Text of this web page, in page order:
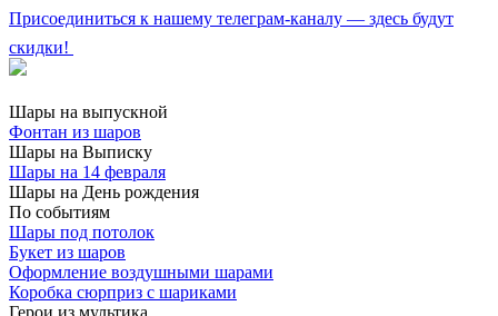
Присоединиться к нашему телеграм-каналу — здесь будут
скидки!
Шары на выпускной
Фонтан из шаров
Шары на Выписку
Шары на 14 февраля
Шары на День рождения
По событиям
Шары под потолок
Букет из шаров
Оформление воздушными шарами
Коробка сюрприз с шариками
Герои из мультика